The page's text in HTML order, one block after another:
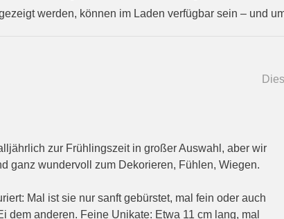
werden, können im Laden verfügbar sein – und
zur Frühlingszeit in großer Auswahl, aber wir
ganz wundervoll zum Dekorieren, Fühlen, Wiegen.
Mal ist sie nur sanft gebürstet, mal fein oder auch
anderen. Feine Unikate: Etwa 11 cm lang, mal